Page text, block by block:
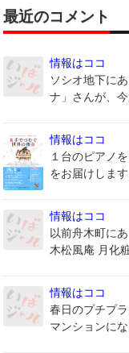
最近のコメント
情報はココ
ソシオ地下に
ナ」さんが、今
情報はココ
１台のピアノ
をお届けします
情報はココ
以前舟木町に
木松風庵 月化粧
情報はココ
春日のプチプ
マンションにな